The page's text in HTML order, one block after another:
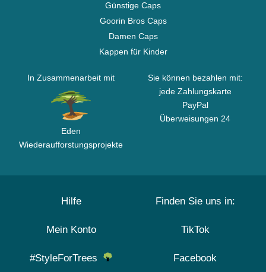
Günstige Caps
Goorin Bros Caps
Damen Caps
Kappen für Kinder
In Zusammenarbeit mit
Eden
Wiederaufforstungsprojekte
Sie können bezahlen mit:
jede Zahlungskarte
PayPal
Überweisungen 24
Hilfe
Mein Konto
#StyleForTrees
Finden Sie uns in:
TikTok
Facebook